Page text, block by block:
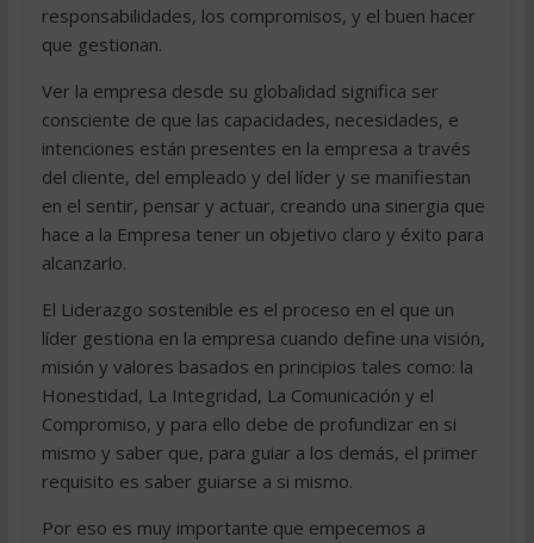
responsabilidades, los compromisos, y el buen hacer
que gestionan.
Ver la empresa desde su globalidad significa ser
consciente de que las capacidades, necesidades, e
intenciones están presentes en la empresa a través
del cliente, del empleado y del líder y se manifiestan
en el sentir, pensar y actuar, creando una sinergia que
hace a la Empresa tener un objetivo claro y éxito para
alcanzarlo.
El Liderazgo sostenible es el proceso en el que un
líder gestiona en la empresa cuando define una visión,
misión y valores basados en principios tales como: la
Honestidad, La Integridad, La Comunicación y el
Compromiso, y para ello debe de profundizar en si
mismo y saber que, para guiar a los demás, el primer
requisito es saber guiarse a si mismo.
Por eso es muy importante que empecemos a